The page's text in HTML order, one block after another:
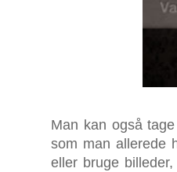
Man kan også
som man allerede
eller bruge